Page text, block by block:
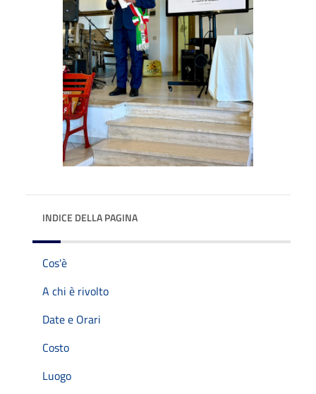
INDICE DELLA PAGINA
Cos'è
A chi è rivolto
Date e Orari
Costo
Luogo